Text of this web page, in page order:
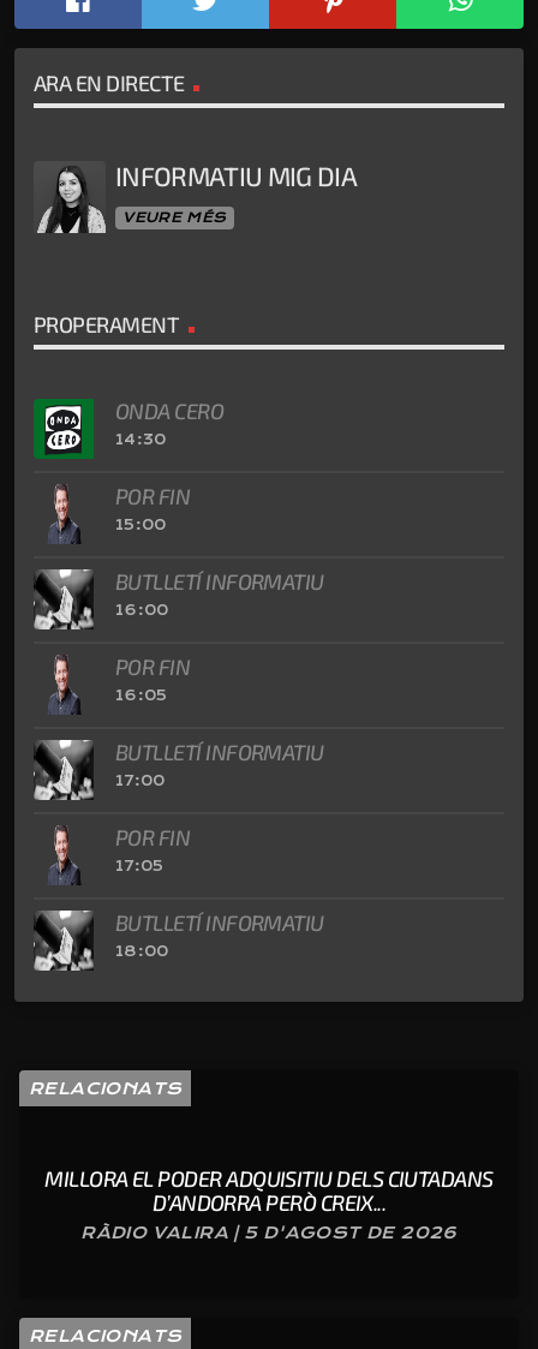
ARA EN DIRECTE
INFORMATIU MIG DIA
VEURE MÉS
PROPERAMENT
ONDA CERO
14:30
POR FIN
15:00
BUTLLETÍ INFORMATIU
16:00
POR FIN
16:05
BUTLLETÍ INFORMATIU
17:00
POR FIN
17:05
BUTLLETÍ INFORMATIU
18:00
RELACIONATS
MILLORA EL PODER ADQUISITIU DELS CIUTADANS
D’ANDORRA PERÒ CREIX...
RÀDIO VALIRA | 5 D'AGOST DE 2026
RELACIONATS